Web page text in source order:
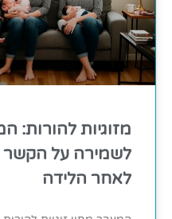
מזוגיות להורות:
לשמירה על
לאחר הלידה